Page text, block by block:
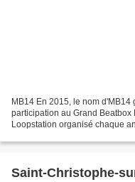
MB14 En 2015, le nom
participation au Grand
Loopstation organisé chaque
Saint-Christophe-